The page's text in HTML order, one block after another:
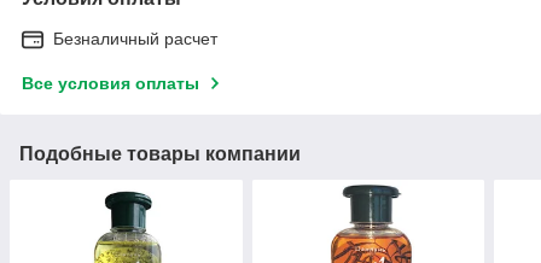
Безналичный расчет
Все условия оплаты
Подобные товары компании